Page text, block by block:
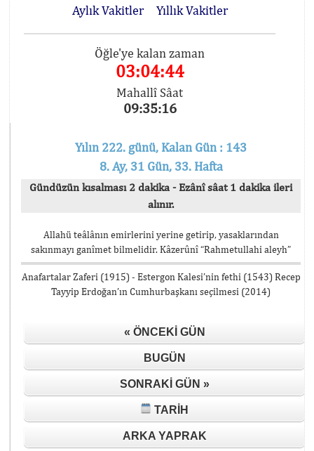
Aylık Vakitler
Yıllık Vakitler
Öğle'ye kalan zaman
03:04:44
Mahallî Sâat
09:35:16
Yılın 222. günü, Kalan Gün : 143
8. Ay, 31 Gün, 33. Hafta
Gündüzün kısalması 2 dakika - Ezânî sâat 1 dakika ileri
alınır.
Allahü teâlânın emirlerini yerine getirip, yasaklarından
sakınmayı ganîmet bilmelidir. Kâzerûnî “Rahmetullahi aleyh”
Anafartalar Zaferi (1915) - Estergon Kalesi’nin fethi (1543) Recep
Tayyip Erdoğan’ın Cumhurbaşkanı seçilmesi (2014)
« ÖNCEKI GÜN
BUGÜN
SONRAKI GÜN »
TARIH
ARKA YAPRAK